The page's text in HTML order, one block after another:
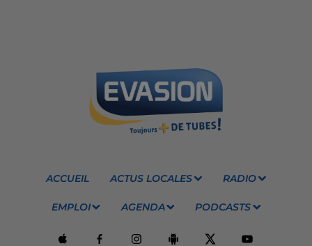
ACCUEIL ACTUS LOCALES RADIO
EMPLOI AGENDA PODCASTS